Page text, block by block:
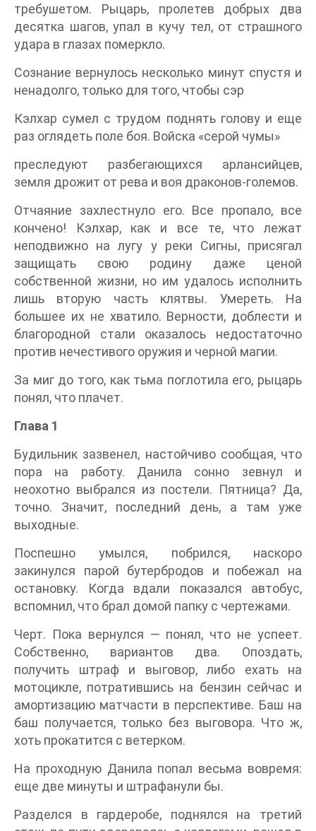
требушетом. Рыцарь, пролетев добрых два
десятка шагов, упал в кучу тел, от страшного
удара в глазах померкло.
Сознание вернулось несколько минут спустя и
ненадолго, только для того, чтобы сэр
Кэлхар сумел с трудом поднять голову и еще
раз оглядеть поле боя. Войска «серой чумы»
преследуют разбегающихся арлансийцев,
земля дрожит от рева и воя драконов-големов.
Отчаяние захлестнуло его. Все пропало, все
кончено! Кэлхар, как и все те, что лежат
неподвижно на лугу у реки Сигны, присягал
защищать свою родину даже ценой
собственной жизни, но им удалось исполнить
лишь вторую часть клятвы. Умереть. На
большее их не хватило. Верности, доблести и
благородной стали оказалось недостаточно
против нечестивого оружия и черной магии.
За миг до того, как тьма поглотила его, рыцарь
понял, что плачет.
Глава 1
Будильник зазвенел, настойчиво сообщая, что
пора на работу. Данила сонно зевнул и
неохотно выбрался из постели. Пятница? Да,
точно. Значит, последний день, а там уже
выходные.
Поспешно умылся, побрился, наскоро
закинулся парой бутербродов и побежал на
остановку. Когда вдали показался автобус,
вспомнил, что брал домой папку с чертежами.
Черт. Пока вернулся — понял, что не успеет.
Собственно, вариантов два. Опоздать,
получить штраф и выговор, либо ехать на
мотоцикле, потратившись на бензин сейчас и
амортизацию матчасти в перспективе. Баш на
баш получается, только без выговора. Что ж,
хоть прокатится с ветерком.
На проходную Данила попал весьма вовремя:
еще две минуты и штрафанули бы.
Разделся в гардеробе, поднялся на третий